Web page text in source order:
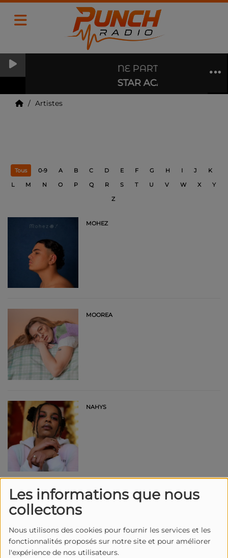
Les informations que nous
collectons
Nous utilisons des cookies pour fournir les services et les
fonctionnalités proposés sur notre site et pour améliorer
l'expérience de nos utilisateurs.
NE PARTEZ PAS SANS
STAR ACADÉMIE
Artistes
Tous 0-9 A B C D E F G H I J
K
L
M N O P Q R S T U V W X
Y
Z
MOHEZ
MOOREA
NAHYS
NOÉMIE